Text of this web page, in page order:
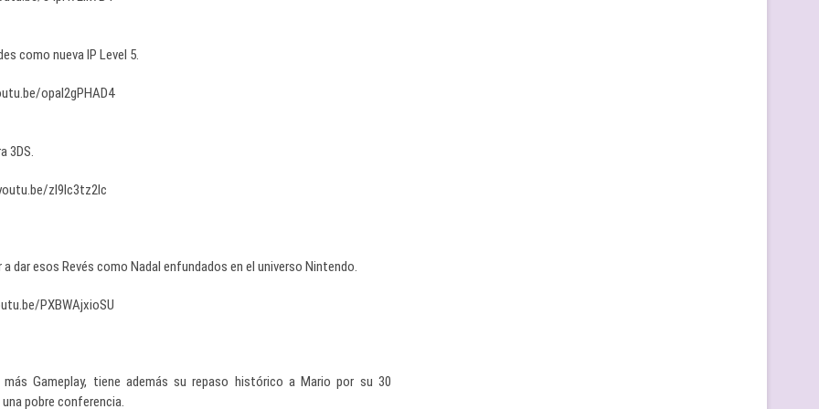
como nueva IP Level 5.
opal2gPHAD4
3DS.
zI9Ic3tz2lc
dar esos Revés como Nadal enfundados en el universo Nintendo.
PXBWAjxioSU
Gameplay, tiene además su repaso histórico a Mario por su 30
pobre conferencia.